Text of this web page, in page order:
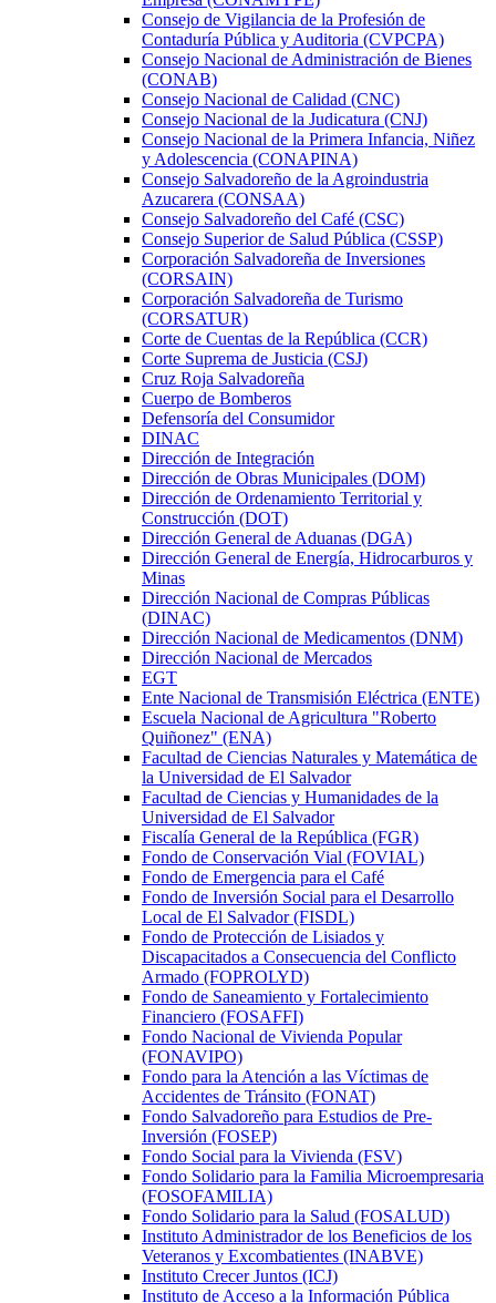
Consejo de Vigilancia de la Profesión de
Contaduría Pública y Auditoria (CVPCPA)
Consejo Nacional de Administración de Bienes
(CONAB)
Consejo Nacional de Calidad (CNC)
Consejo Nacional de la Judicatura (CNJ)
Consejo Nacional de la Primera Infancia, Niñez
y Adolescencia (CONAPINA)
Consejo Salvadoreño de la Agroindustria
Azucarera (CONSAA)
Consejo Salvadoreño del Café (CSC)
Consejo Superior de Salud Pública (CSSP)
Corporación Salvadoreña de Inversiones
(CORSAIN)
Corporación Salvadoreña de Turismo
(CORSATUR)
Corte de Cuentas de la República (CCR)
Corte Suprema de Justicia (CSJ)
Cruz Roja Salvadoreña
Cuerpo de Bomberos
Defensoría del Consumidor
DINAC
Dirección de Integración
Dirección de Obras Municipales (DOM)
Dirección de Ordenamiento Territorial y
Construcción (DOT)
Dirección General de Aduanas (DGA)
Dirección General de Energía, Hidrocarburos y
Minas
Dirección Nacional de Compras Públicas
(DINAC)
Dirección Nacional de Medicamentos (DNM)
Dirección Nacional de Mercados
EGT
Ente Nacional de Transmisión Eléctrica (ENTE)
Escuela Nacional de Agricultura "Roberto
Quiñonez" (ENA)
Facultad de Ciencias Naturales y Matemática de
la Universidad de El Salvador
Facultad de Ciencias y Humanidades de la
Universidad de El Salvador
Fiscalía General de la República (FGR)
Fondo de Conservación Vial (FOVIAL)
Fondo de Emergencia para el Café
Fondo de Inversión Social para el Desarrollo
Local de El Salvador (FISDL)
Fondo de Protección de Lisiados y
Discapacitados a Consecuencia del Conflicto
Armado (FOPROLYD)
Fondo de Saneamiento y Fortalecimiento
Financiero (FOSAFFI)
Fondo Nacional de Vivienda Popular
(FONAVIPO)
Fondo para la Atención a las Víctimas de
Accidentes de Tránsito (FONAT)
Fondo Salvadoreño para Estudios de Pre-
Inversión (FOSEP)
Fondo Social para la Vivienda (FSV)
Fondo Solidario para la Familia Microempresaria
(FOSOFAMILIA)
Fondo Solidario para la Salud (FOSALUD)
Instituto Administrador de los Beneficios de los
Veteranos y Excombatientes (INABVE)
Instituto Crecer Juntos (ICJ)
Instituto de Acceso a la Información Pública